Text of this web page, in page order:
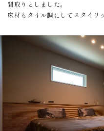
間取りとしました。
床材もタイル調にしてスタイリ